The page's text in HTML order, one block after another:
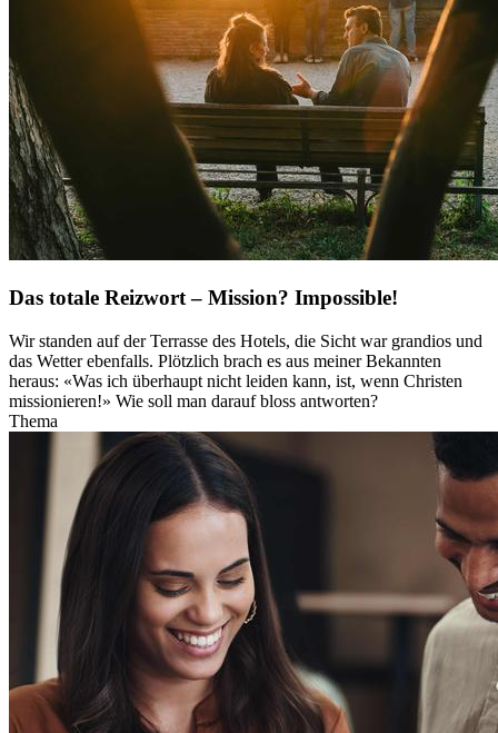
Das totale Reizwort – Mission? Impossible!
Wir standen auf der Terrasse des Hotels, die Sicht war grandios und
das Wetter ebenfalls. Plötzlich brach es aus meiner Bekannten
heraus: «Was ich überhaupt nicht leiden kann, ist, wenn Christen
missionieren!» Wie soll man darauf bloss antworten?
Thema